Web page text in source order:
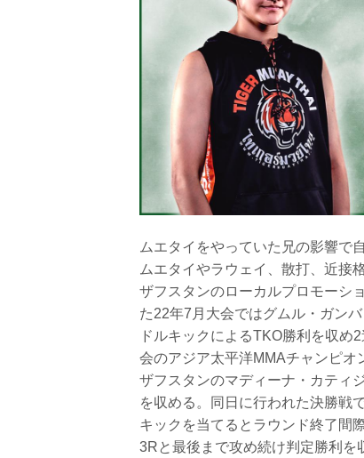
ムエタイをやっていた兄の影響で
ムエタイやラウェイ、散打、近接
ザフスタンのローカルプロモーシ
た22年7月大会ではグムル・ガン
ドルキックによるTKO勝利を収め
会のアジア太平洋MMAチャンピオ
ザフスタンのマディーナ・カティ
を収める。同日に行われた決勝戦
キックを当てるとラウンド終了間
3Rと最後まで攻め続け判定勝利